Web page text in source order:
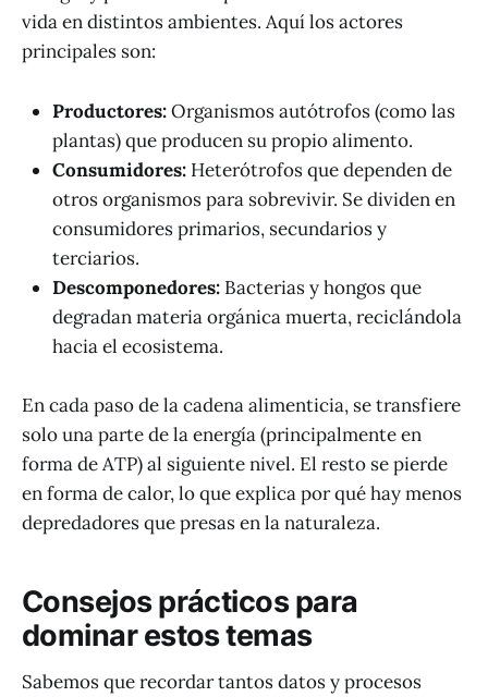
vida en distintos ambientes. Aquí los actores
principales son:
Productores:Organismos autótrofos (como las
plantas) que producen su propio alimento.
Consumidores: Heterótrofos que dependen de
otros organismos para sobrevivir. Se dividen en
consumidores primarios, secundarios y
terciarios.
Descomponedores: Bacterias y hongos que
degradan materia orgánica muerta, reciclándola
hacia el ecosistema.
En cada paso de la cadena alimenticia, se transfiere
solo una parte de la energía (principalmente en
forma de ATP) al siguiente nivel. El resto se pierde
en forma de calor, lo que explica por qué hay menos
depredadores que presas en la naturaleza.
Consejos prácticos para
dominar estos temas
Sabemos que recordar tantos datos y procesos